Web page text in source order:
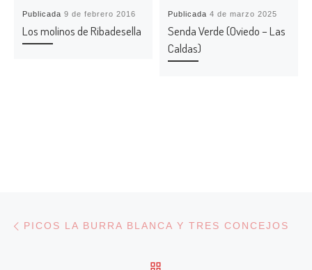
Publicada9 de febrero 2016
Los molinos de Ribadesella
Publicada4 de marzo 2025
Senda Verde (Oviedo – Las
Caldas)
Navegación de entradas
PICOS LA BURRA BLANCA Y TRES CONCEJOS